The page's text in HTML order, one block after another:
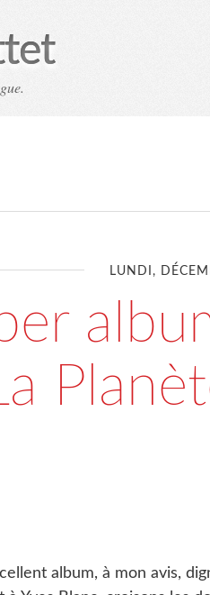
LUNDI,
album, à mon avis,